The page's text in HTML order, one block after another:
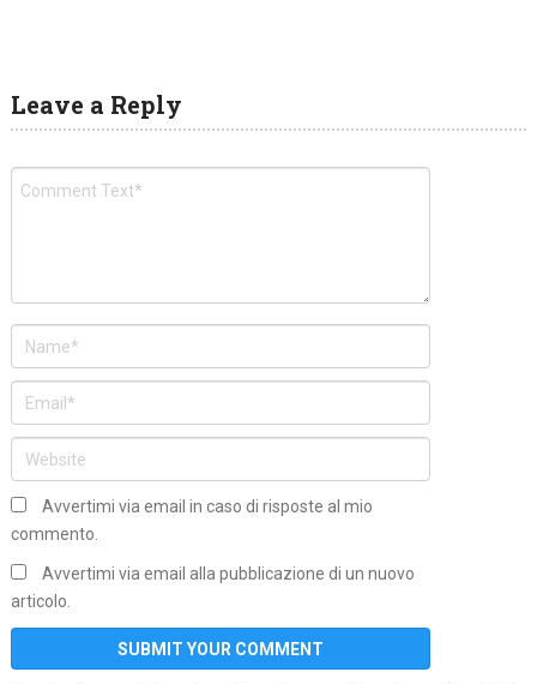
Leave a Reply
Avvertimi via email in caso di risposte al mio
commento.
Avvertimi via email alla pubblicazione di un nuovo
articolo.